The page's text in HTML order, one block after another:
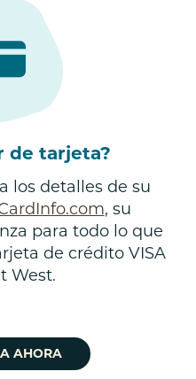
de tarjeta?
los detalles de su
, su
para todo lo que
de crédito VISA
West.
AHORA